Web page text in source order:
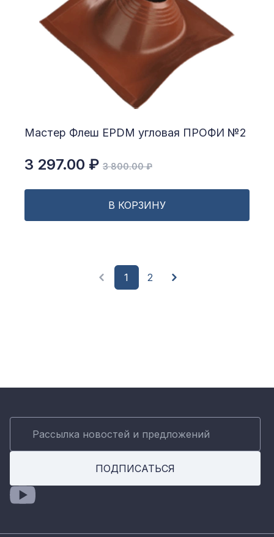
Мастер Флеш EPDM угловая ПРОФИ №2
3 297.00 ₽ 3 800.00 ₽
В КОРЗИНУ
Предыдущия страница
1 2 Следуюущая
ПОДПИСАТЬСЯ